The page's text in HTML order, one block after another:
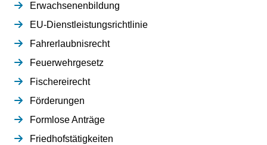
Erwachsenenbildung
EU-Dienstleistungsrichtlinie
Fahrerlaubnisrecht
Feuerwehrgesetz
Fischereirecht
Förderungen
Formlose Anträge
Friedhofstätigkeiten